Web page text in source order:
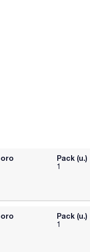
Pack (u.)
1
Pack (u.)
1